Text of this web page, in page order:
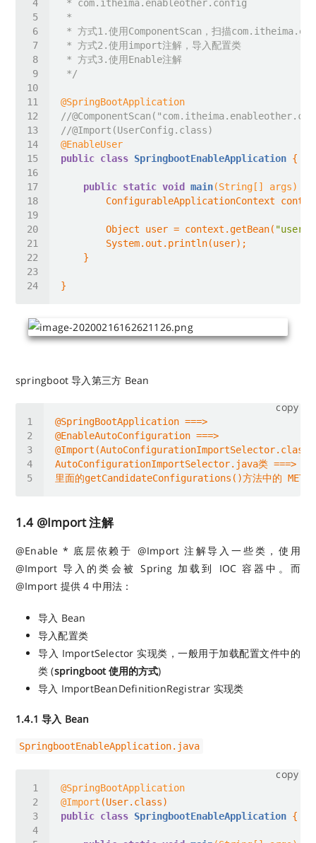
*/
@SpringBootApplication
//
//@Import(UserConfig.class)
@EnableUser
public class SpringbootEnableApplication
public static void main(String[] args)
        Object user = context.getBean(
"user"
springboot 导入第三方 Bean
copy
@SpringBootApplication ===>
@EnableAutoConfiguration ===>
AutoConfigurationImportSelector.java类 ===>
1.4 @Import 注解
@Enable * 底层依赖于 @Import 注解导入一些类，使用
@Import 导入的类会被 Spring 加载到 IOC 容器中。而
@Import 提供 4 中用法：
导入 Bean
导入配置类
导入 ImportSelector 实现类，一般用于加载配置文件中的
类 (springboot 使用的方式)
导入 ImportBeanDefinitionRegistrar 实现类
1.4.1 导入 Bean
SpringbootEnableApplication.java
copy
@SpringBootApplication
@Import
public class SpringbootEnableApplication